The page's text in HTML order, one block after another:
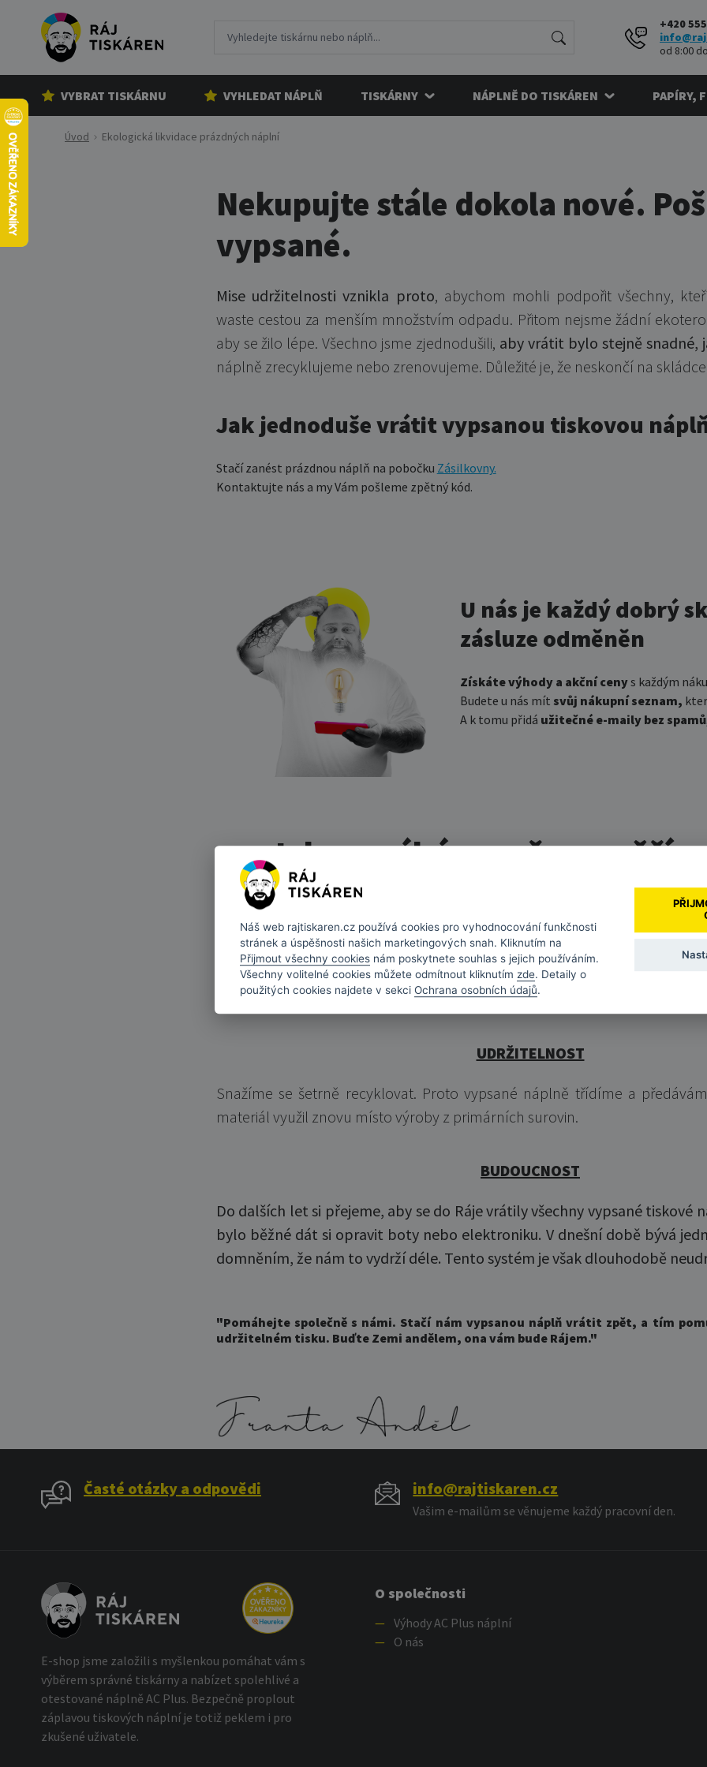
+420
od 8:00
VYBRAT TISKÁRNU VYHLEDAT NÁPLŇ TISKÁRNY NÁPLNĚ DO TISKÁREN PAPÍRY,
Úvod Ekologická likvidace prázdných náplní
Nekupujte stále dokola nové.
vypsané.
Mise udržitelnosti vznikla proto, abychom mohli podpořit všechny,
waste cestou za menším množstvím odpadu. Přitom nejsme žádní
aby se žilo lépe. Všechno jsme zjednodušili, aby vrátit bylo stejně snadné,
náplně zrecyklujeme nebo zrenovujeme. Důležité je, že neskončí na
Jak jednoduše vrátit vypsanou tiskovou
Stačí zanést prázdnou náplň na pobočku Zásilkovny.
Kontaktujte nás a my Vám pošleme zpětný kód.
U nás je každý dobrý
zásluze odměněn
Získáte výhody a akční cenys každým
Budete u nás mít svůj nákupní seznam,
A k tomu přidá užitečné e-maily bez spamů
Jak pomáháme a čemu
UPŘÍMNOST
Chceme, aby se o možném odpadu přemýšlelo už při nákupu. Proto
vracet zpět do oběhu — renovovat je, nebo předat k recyklaci, místo aby
UDRŽITELNOST
Snažíme se šetrně recyklovat. Proto vypsané náplně třídíme a
materiál využil znovu místo výroby z primárních surovin.
BUDOUCNOST
Do dalších let si přejeme, aby se do Ráje vrátily všechny vypsané tiskové
bylo běžné dát si opravit boty nebo elektroniku. V dnešní době bývá
domněním, že nám to vydrží déle. Tento systém je však dlouhodobě
"Pomáhejte společně s námi. Stačí nám vypsanou náplň vrátit zpět, a tím
udržitelném tisku. Buďte Zemi andělem, ona vám bude Rájem."
Časté otázky a odpovědi info@rajtiskaren.cz
Vašim e-mailům se věnujeme každý pracovní den.
E-shop jsme založili s myšlenkou pomáhat vám s
výběrem správné tiskárny a nabízet spolehlivé a
otestované náplně AC Plus. Bezpečně proplout
záplavou tiskových náplní je totiž peklem i pro
zkušené uživatele.
O společnosti
— Výhody AC Plus náplní
—
O nás
Náš web rajtiskaren.cz používá cookies pro vyhodnocování funkčnosti
stránek a úspěšnosti našich marketingových snah. Kliknutím na
Přijmout všechny cookies nám poskytnete souhlas s jejich používáním.
Všechny volitelné cookies můžete odmítnout kliknutím zde. Detaily o
použitých cookies najdete v sekci Ochrana osobních údajů.